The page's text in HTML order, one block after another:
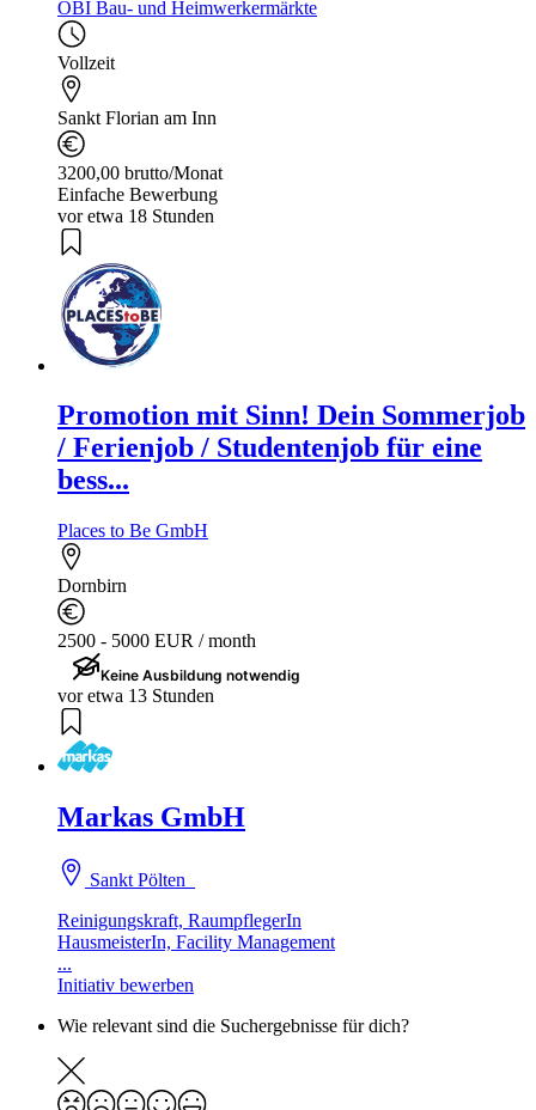
OBI Bau- und Heimwerkermärkte
Vollzeit
Sankt Florian am Inn
3200,00 brutto/Monat
Einfache Bewerbung
vor etwa 18 Stunden
Promotion mit Sinn! Dein Sommerjob
/ Ferienjob / Studentenjob für eine
bess...
Places to Be GmbH
Dornbirn
2500 - 5000 EUR / month
Keine Ausbildung notwendig
vor etwa 13 Stunden
Markas GmbH
Sankt Pölten
Reinigungskraft, RaumpflegerIn
HausmeisterIn, Facility Management
...
Initiativ bewerben
Wie relevant sind die Suchergebnisse für dich?